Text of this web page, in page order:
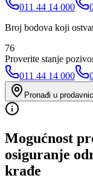
011 44 14 000
Broj bodova koji
76
Proverite stanje
011 44 14 000
Pronađi u
Mogućnost
osiguranje
krađe